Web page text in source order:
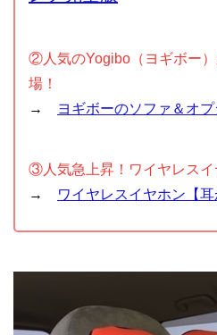
②人気のYogibo（ヨギボー
場！
→
ヨギボーのソファ＆オ
③人気急上昇！ワイヤレスイ
→
ワイヤレスイヤホン【